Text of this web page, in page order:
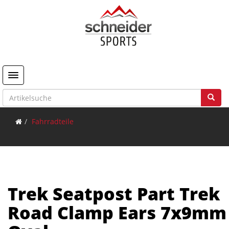
Toggle navigation
Fahrradteile
Trek Seatpost Part Trek
Road Clamp Ears 7x9mm